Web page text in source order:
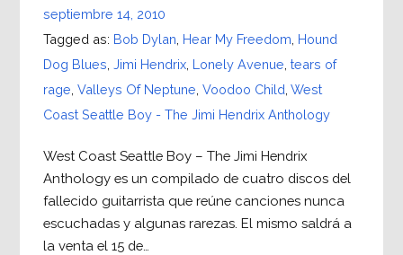
septiembre 14, 2010
Tagged as: Bob Dylan Hear My Freedom Hound
Dog Blues Jimi Hendrix, Lonely Avenue tears of
rage Valleys Of Neptune Voodoo Child West
Coast Seattle Boy - The Jimi Hendrix Anthology
West Coast Seattle Boy – The Jimi Hendrix
Anthology es un compilado de cuatro discos del
fallecido guitarrista que reúne canciones nunca
escuchadas y algunas rarezas. El mismo saldrá a
la venta el 15 de…